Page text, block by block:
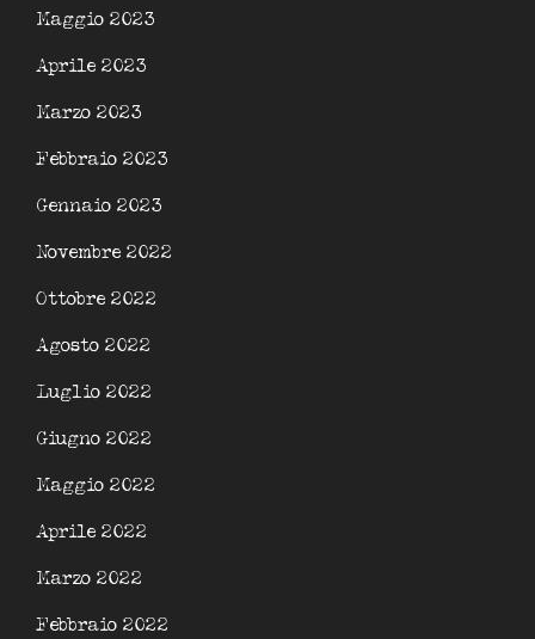
Maggio 2023
Aprile 2023
Marzo 2023
Febbraio 2023
Gennaio 2023
Novembre 2022
Ottobre 2022
Agosto 2022
Luglio 2022
Giugno 2022
Maggio 2022
Aprile 2022
Marzo 2022
Febbraio 2022